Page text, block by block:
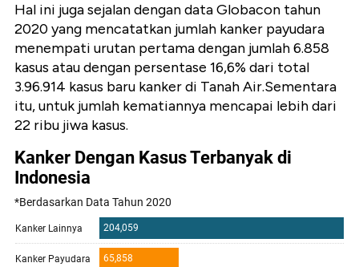
Hal ini juga sejalan dengan data Globacon tahun
2020 yang mencatatkan jumlah kanker payudara
menempati urutan pertama dengan jumlah 6.858
kasus atau dengan persentase 16,6% dari total
3.96.914 kasus baru kanker di Tanah Air.Sementara
itu, untuk jumlah kematiannya mencapai lebih dari
22 ribu jiwa kasus.